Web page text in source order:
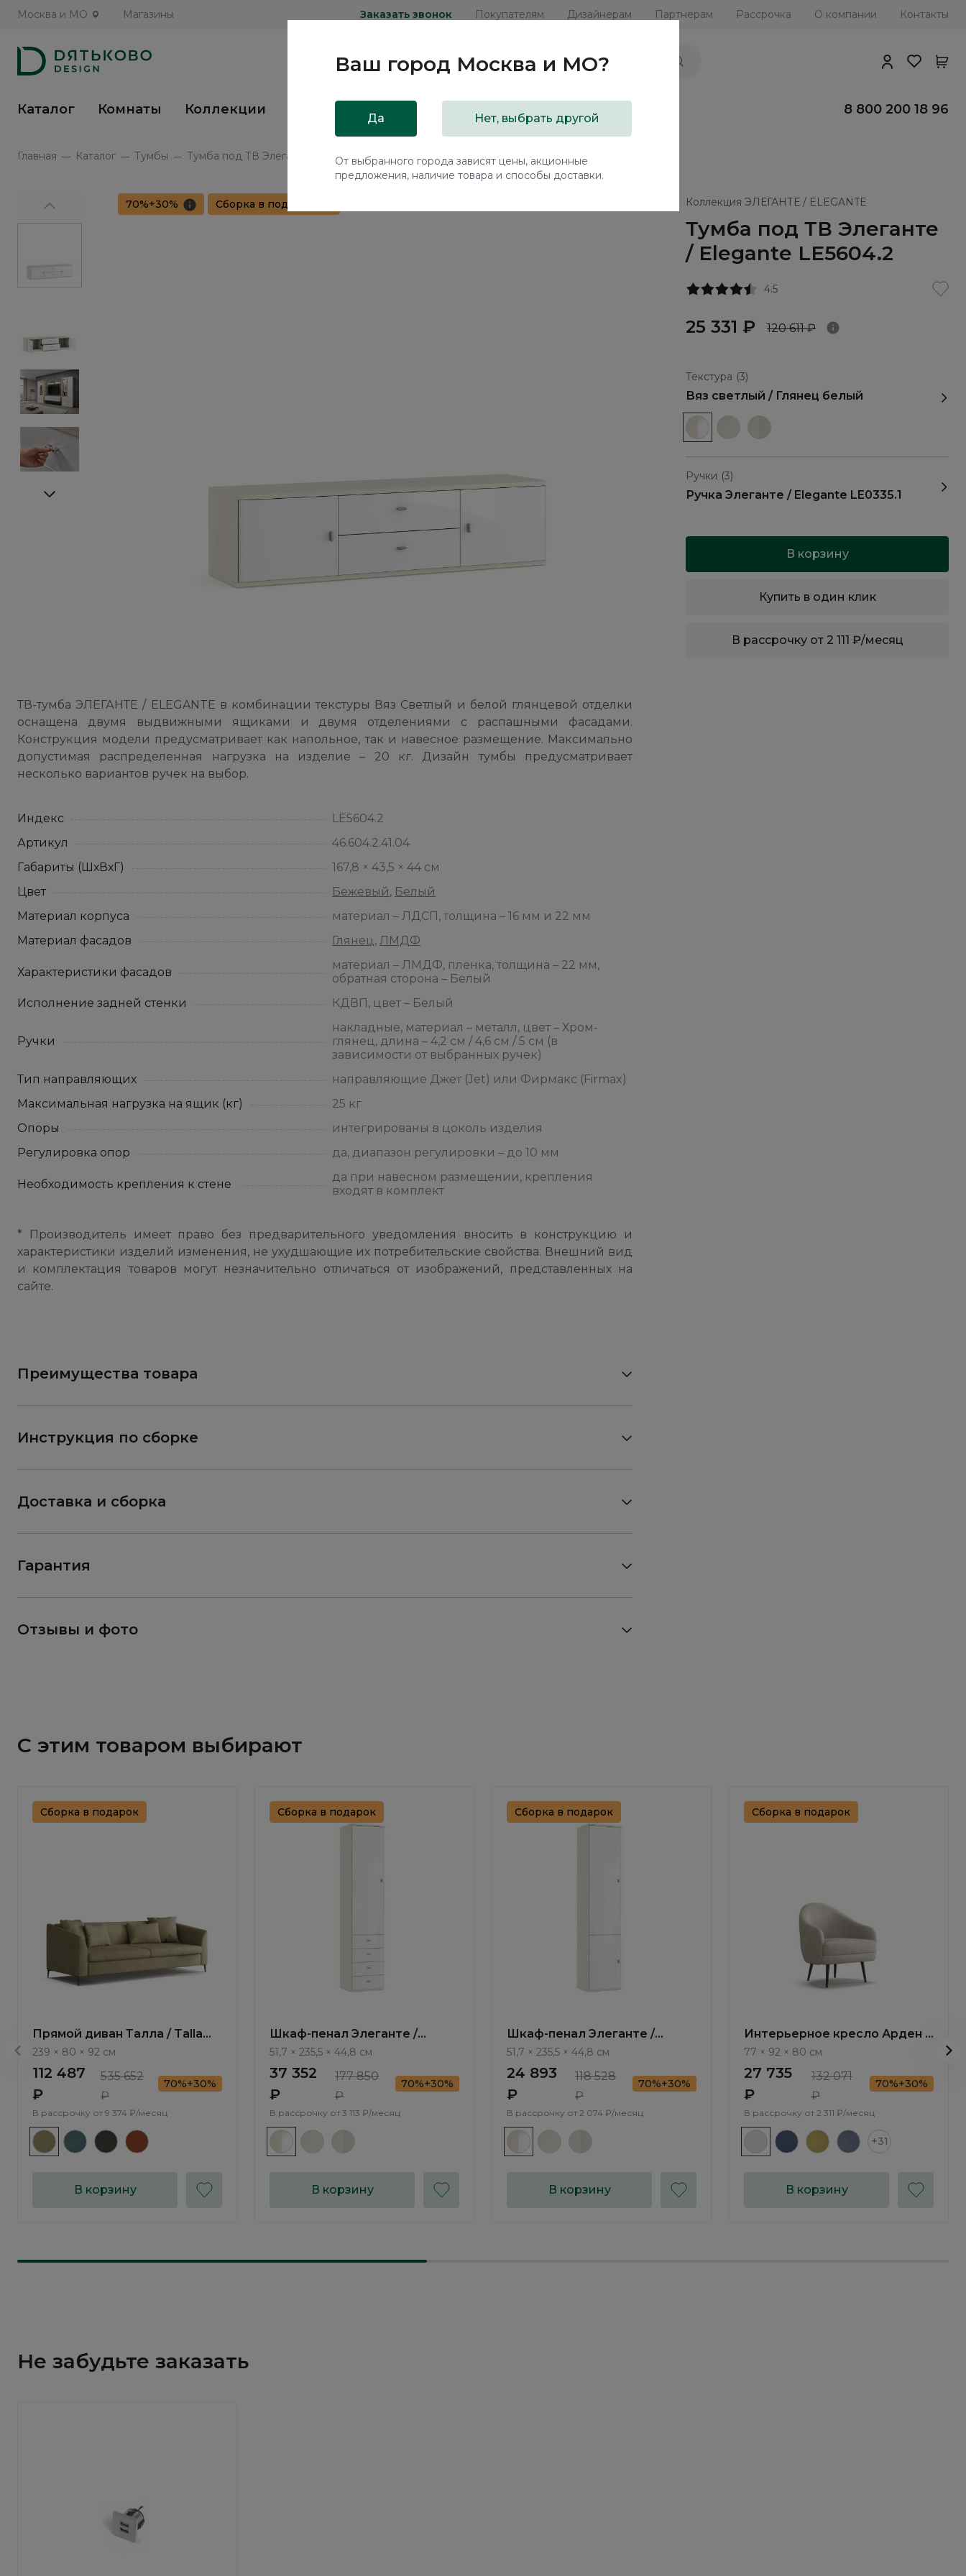
Москва и МО Магазины Заказать звонок Покупателям Дизайнерам Партнерам Рассрочка О компании Контакты
Каталог Комнаты Коллекции Распродажа 8 800 200 18 96
Главная Каталог Тумбы Тумба под ТВ Элеганте / Elegante LE5604.2
Коллекция ЭЛЕГАНТЕ / ELEGANTE
Тумба под ТВ Элеганте
/ Elegante LE5604.2
4.5
25 331 ₽ 120 611 ₽
Текстура (3)
Вяз светлый / Глянец белый
Ручки (3)
Ручка Элеганте / Elegante LE0335.1
В корзину
Купить в один клик
В рассрочку от 2 111 ₽/месяц
70%+30% Сборка в подарок
ТВ-тумба ЭЛЕГАНТЕ / ELEGANTE в комбинации текстуры Вяз Светлый и белой глянцевой отделки
оснащена двумя выдвижными ящиками и двумя отделениями с распашными фасадами.
Конструкция модели предусматривает как напольное, так и навесное размещение. Максимально
допустимая распределенная нагрузка на изделие – 20 кг. Дизайн тумбы предусматривает
несколько вариантов ручек на выбор.
Индекс
LE5604.2
Артикул
46.604.2.41.04
Габариты (ШхВхГ)
167,8 × 43,5 × 44 см
Цвет
Бежевый, Белый
Материал корпуса
материал – ЛДСП, толщина – 16 мм и 22 мм
Материал фасадов
Глянец, ЛМДФ
Характеристики фасадов
материал – ЛМДФ, пленка, толщина – 22 мм,
обратная сторона – Белый
Исполнение задней стенки
КДВП, цвет – Белый
Ручки
накладные, материал – металл, цвет – Хром-
глянец, длина – 4,2 см / 4,6 см / 5 см (в
зависимости от выбранных ручек)
Тип направляющих
направляющие Джет (Jet) или Фирмакс (Firmax)
Максимальная нагрузка на ящик (кг)
25 кг
Опоры
интегрированы в цоколь изделия
Регулировка опор
да, диапазон регулировки – до 10 мм
Необходимость крепления к стене
да при навесном размещении, крепления
входят в комплект
* Производитель имеет право без предварительного уведомления вносить в конструкцию и
характеристики изделий изменения, не ухудшающие их потребительские свойства. Внешний вид
и комплектация товаров могут незначительно отличаться от изображений, представленных на
сайте.
Преимущества товара
Инструкция по сборке
Доставка и сборка
Гарантия
Отзывы и фото
С этим товаром выбирают
Сборка в подарок
Прямой диван Талла / Talla
ММ100.4 с механизмом Пума
239 × 80 × 92 см
112 487
₽
535 652
₽
70%+30%
В рассрочку от 9 374 ₽/месяц
В корзину
Сборка в подарок
Шкаф-пенал Элеганте /
Elegante LE5365.2
51,7 × 235,5 × 44,8 см
37 352
₽
177 850
₽
70%+30%
В рассрочку от 3 113 ₽/месяц
В корзину
Сборка в подарок
Шкаф-пенал Элеганте /
Elegante LE5368.2
51,7 × 235,5 × 44,8 см
24 893
₽
118 528
₽
70%+30%
В рассрочку от 2 074 ₽/месяц
В корзину
Сборка в подарок
Интерьерное кресло Арден /
Arden ММ106.5
77 × 92 × 80 см
27 735
₽
132 071
₽
70%+30%
В рассрочку от 2 311 ₽/месяц
+31
В корзину
Не забудьте заказать
Ваш город Москва и МО?
Да Нет, выбрать другой
От выбранного города зависят цены, акционные
предложения, наличие товара и способы доставки.